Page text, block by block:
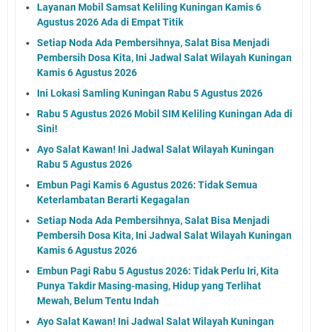
Layanan Mobil Samsat Keliling Kuningan Kamis 6
Agustus 2026 Ada di Empat Titik
Setiap Noda Ada Pembersihnya, Salat Bisa Menjadi
Pembersih Dosa Kita, Ini Jadwal Salat Wilayah Kuningan
Kamis 6 Agustus 2026
Ini Lokasi Samling Kuningan Rabu 5 Agustus 2026
Rabu 5 Agustus 2026 Mobil SIM Keliling Kuningan Ada di
Sini!
Ayo Salat Kawan! Ini Jadwal Salat Wilayah Kuningan
Rabu 5 Agustus 2026
Embun Pagi Kamis 6 Agustus 2026: Tidak Semua
Keterlambatan Berarti Kegagalan
Setiap Noda Ada Pembersihnya, Salat Bisa Menjadi
Pembersih Dosa Kita, Ini Jadwal Salat Wilayah Kuningan
Kamis 6 Agustus 2026
Embun Pagi Rabu 5 Agustus 2026: Tidak Perlu Iri, Kita
Punya Takdir Masing-masing, Hidup yang Terlihat
Mewah, Belum Tentu Indah
Ayo Salat Kawan! Ini Jadwal Salat Wilayah Kuningan